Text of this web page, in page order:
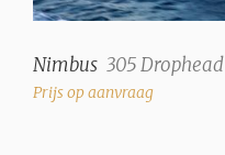
Nimbus 305 Drophead
Prijs op aanvraag